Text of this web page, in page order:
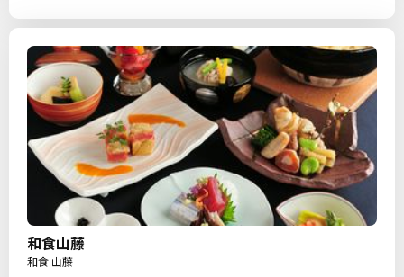
和食山藤
和食 山藤